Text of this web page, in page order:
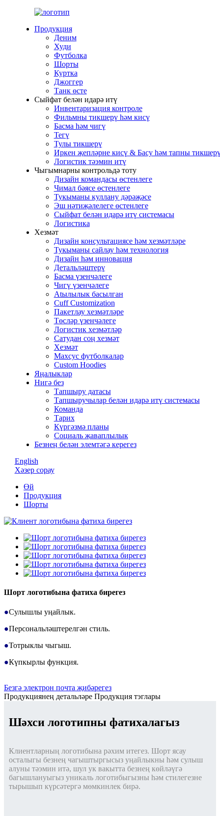
Продукция
Деним
Худи
Футболка
Шорты
Куртка
Джоггер
Танк өсте
Сыйфат белән идарә итү
Инвентаризация контроле
Фильмны тикшерү һәм кисү
Басма һәм чигү
Тегү
Тулы тикшерү
Иркен җепләрне кисү & Басу һәм тапны
Логистик тәэмин итү
Чыгымнарны контрольдә тоту
Дизайн командасы өстенлеге
Чимал бәясе өстенлеге
Тукыманы куллану дәрәҗәсе
Эш нәтиҗәлелеге өстенлеге
Сыйфат белән идарә итү системасы
Логистика
Хезмәт
Дизайн консультациясе һәм хезмәтләре
Тукыманы сайлау һәм технология
Дизайн һәм инновация
Детальләштерү
Басма үзенчәлеге
Чигү үзенчәлеге
Atылылык басылган
Cuff Customization
Пакетлау хезмәтләре
Төсләр үзенчәлеге
Логистик хезмәтләр
Сатудан соң хезмәт
Хезмәт
Махсус футболкалар
Custom Hoodies
Яңалыклар
Нигә без
Тапшыру датасы
Тапшыручылар белән идарә итү системасы
Команда
Тарих
Күргәзмә планы
Социаль җаваплылык
Безнең белән элемтәгә керегез
English
Хәзер сорау
Өй
Продукция
Шорты
Шорт логотибына фатиха бирегез
●Сулышлы уңайлык.
●Персональләштерелгән стиль.
●Тотрыклы чыгыш.
●Күпкырлы функция.
Безгә электрон почта җибәрегез
Продукциянең детальләре Продукция тэглары
Шәхси логотипны фатихалагыз
Клиентларның логотибына рәхим итегез. Шорт ясау
осталыгы безнең чагыштыргысыз уңайлыкны һәм сулыш
алуны тәэмин итә, шул ук вакытта безнең көйләүгә
багышлануыгыз уникаль логотибыгызны һәм стилегезне
тырышып күрсәтергә мөмкинлек бирә.